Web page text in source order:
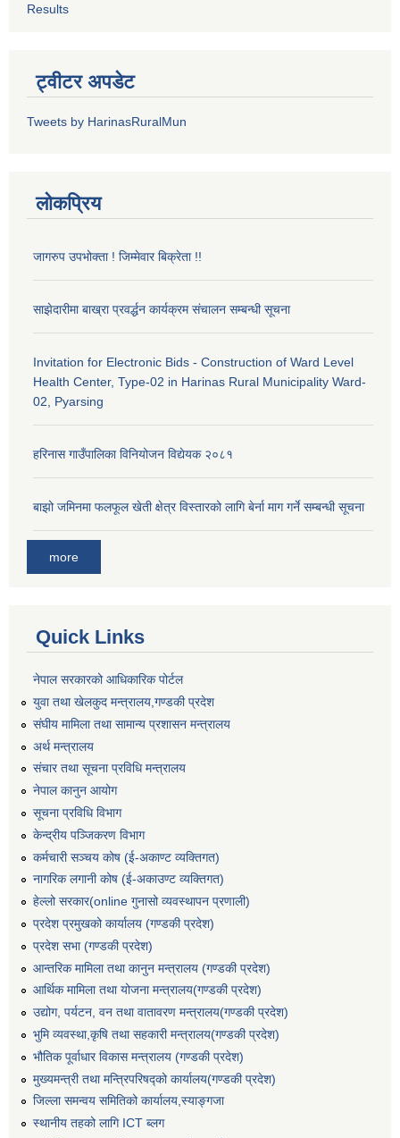
Results
ट्वीटर अपडेट
Tweets by HarinasRuralMun
लोकप्रिय
जागरुप उपभोक्ता ! जिम्मेवार बिक्रेता !!
साझेदारीमा बाख्रा प्रवर्द्धन कार्यक्रम संचालन सम्बन्धी सूचना
Invitation for Electronic Bids - Construction of Ward Level
Health Center, Type-02 in Harinas Rural Municipality Ward-
02, Pyarsing
हरिनास गाउँपालिका विनियोजन विद्येयक २०८१
बाझो जमिनमा फलफूल खेती क्षेत्र विस्तारको लागि बेर्ना माग गर्ने सम्बन्धी सूचना
more
Quick Links
नेपाल सरकारको आधिकारिक पोर्टल
युवा तथा खेलकुद मन्त्रालय,गण्डकी प्रदेश
संघीय मामिला तथा सामान्य प्रशासन मन्त्रालय
अर्थ मन्त्रालय
संचार तथा सूचना प्रविधि मन्त्रालय
नेपाल कानुन आयोग
सूचना प्रविधि विभाग
केन्द्रीय पञ्जिकरण विभाग
कर्मचारी सञ्‍चय कोष (ई‍-अकाण्ट व्यक्तिगत)
नागरिक लगानी कोष (ई-अकाउण्ट व्यक्तिगत)
हेल्लो सरकार(online गुनासो व्यवस्थापन प्रणाली)
प्रदेश प्रमुखको कार्यालय (गण्डकी प्रदेश)
प्रदेश सभा (गण्डकी प्रदेश)
आन्तरिक मामिला तथा कानुन मन्त्रालय (गण्डकी प्रदेश)
आर्थिक मामिला तथा योजना मन्त्रालय(गण्डकी प्रदेश)
उद्योग, पर्यटन, वन तथा वातावरण मन्त्रालय(गण्डकी प्रदेश)
भुमि व्यवस्था,कृषि तथा सहकारी मन्त्रालय(गण्डकी प्रदेश)
भौतिक पूर्वाधार विकास मन्त्रालय (गण्डकी प्रदेश)
मुख्यमन्त्री तथा मन्त्रिपरिषद्को कार्यालय(गण्डकी प्रदेश)
जिल्ला समन्वय समितिको कार्यालय,स्याङ्गजा
स्थानीय तहको लागि ICT ब्लग